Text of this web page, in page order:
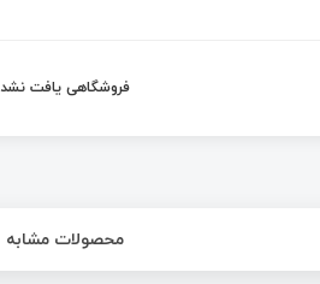
فروشگاهی یافت نشد
محصولات مشابه